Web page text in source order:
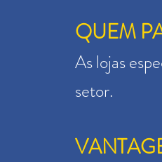
QUEM
As lojas
setor.